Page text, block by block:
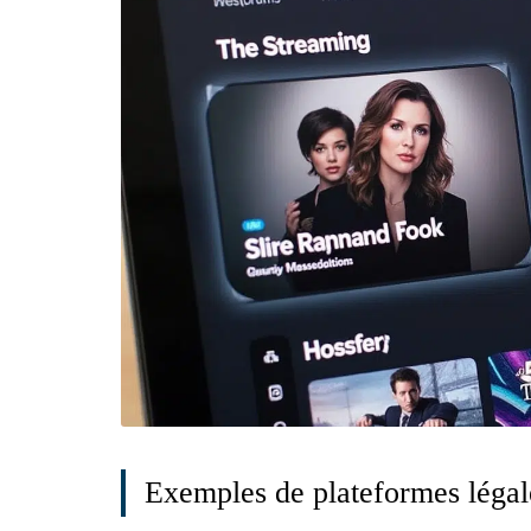
Exemples de plateformes